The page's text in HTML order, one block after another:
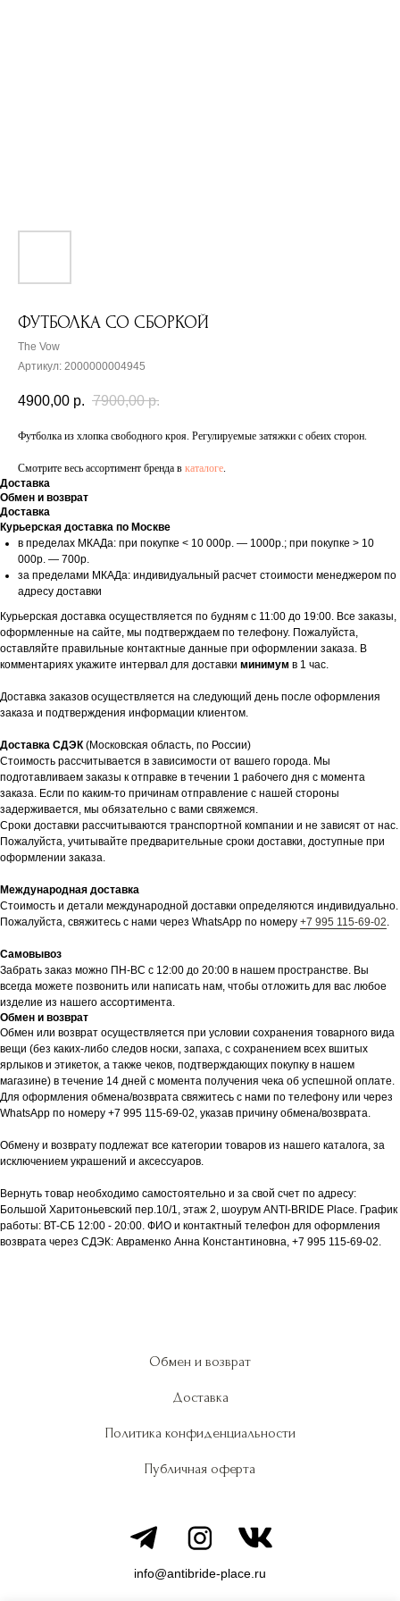
ФУТБОЛКА СО СБОРКОЙ
The Vow
Артикул: 2000000004945
4900,00 р. 7900,00 р.
Футболка из хлопка свободного кроя. Регулируемые затяжки с обеих сторон.
Смотрите весь ассортимент бренда в каталоге.
Доставка
Обмен и возврат
Доставка
Курьерская доставка по Москве
в пределах МКАДа: при покупке < 10 000р. — 1000р.; при покупке > 10
000р. — 700р.
за пределами МКАДа: индивидуальный расчет стоимости менеджером по
адресу доставки
Курьерская доставка осуществляется по будням с 11:00 до 19:00. Все заказы,
оформленные на сайте, мы подтверждаем по телефону. Пожалуйста,
оставляйте правильные контактные данные при оформлении заказа. В
комментариях укажите интервал для доставки минимум в 1 час.
Доставка заказов осуществляется на следующий день после оформления
заказа и подтверждения информации клиентом.
Доставка СДЭК(Московская область, по России)
Стоимость рассчитывается в зависимости от вашего города. Мы
подготавливаем заказы к отправке в течении 1 рабочего дня с момента
заказа. Если по каким-то причинам отправление с нашей стороны
задерживается, мы обязательно с вами свяжемся.
Сроки доставки рассчитываются транспортной компании и не зависят от нас.
Пожалуйста, учитывайте предварительные сроки доставки, доступные при
оформлении заказа.
Международная доставка
Стоимость и детали международной доставки определяются индивидуально.
Пожалуйста, свяжитесь с нами через WhatsApp по номеру +7 995 115-69-02.
Самовывоз
Забрать заказ можно ПН-ВС с 12:00 до 20:00 в нашем пространстве. Вы
всегда можете позвонить или написать нам, чтобы отложить для вас любое
изделие из нашего ассортимента.
Обмен и возврат
Обмен или возврат осуществляется при условии сохранения товарного вида
вещи (без каких-либо следов носки, запаха, с сохранением всех вшитых
ярлыков и этикеток, а также чеков, подтверждающих покупку в нашем
магазине) в течение 14 дней с момента получения чека об успешной оплате.
Для оформления обмена/возврата свяжитесь с нами по телефону или через
WhatsApp по номеру +7 995 115-69-02, указав причину обмена/возврата.
Обмену и возврату подлежат все категории товаров из нашего каталога, за
исключением украшений и аксессуаров.
Вернуть товар необходимо самостоятельно и за свой счет по адресу:
Большой Харитоньевский пер.10/1, этаж 2, шоурум ANTI-BRIDE Place. График
работы: ВТ-СБ 12:00 - 20:00. ФИО и контактный телефон для оформления
возврата через СДЭК: Авраменко Анна Константиновна, +7 995 115-69-02.
Обмен и возврат
Доставка
Политика конфиденциальности
Публичная оферта
info@antibride-place.ru